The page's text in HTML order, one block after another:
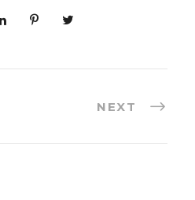
NEXT